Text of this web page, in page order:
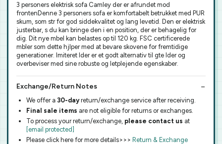
3 personers elektrisk sofa Camley der er afrundet mod
frontenDenne 3 personers sofa er komfortabelt betrukket med PUR
skum, som str for god siddekvalitet og lang levetid. Den er elektrisk
justerbar, s du kan bringe den i en position, der er behagelig for
dig. Dit nye mbel kan belastes op til 120 kg. FSC certificerede
mbler som dette hjlper med at bevare skovene for fremtidige
generationer. Imiteret lder er et godt alternativ til gte lder og
overbeviser med sine robuste og letplejende egenskaber.
Exchange/Return Notes
We offer a 30-dayreturn/exchange service after receiving.
Final sale items are not eligible for returns or exchanges.
To process your return/exchange, please contact us at
[email protected]
Please click here for more details>>> Return & Exchange